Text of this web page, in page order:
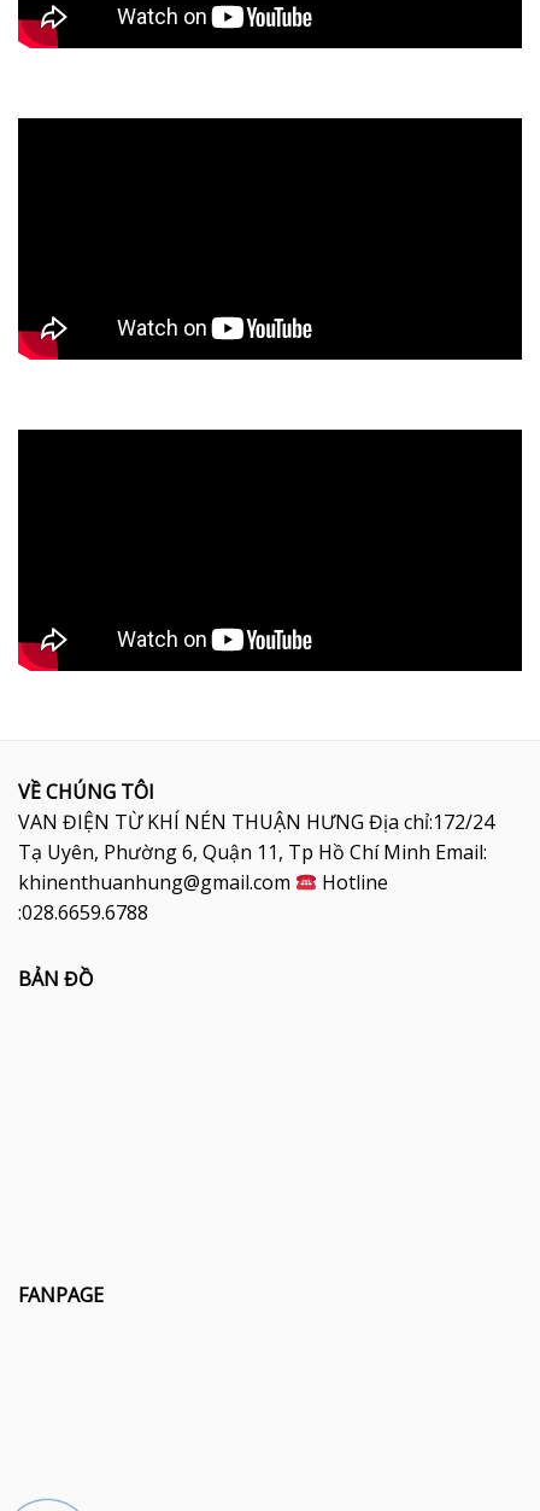
VỀ CHÚNG TÔI
VAN ĐIỆN TỪ KHÍ NÉN THUẬN HƯNG Địa chỉ:172/24
Tạ Uyên, Phường 6, Quận 11, Tp Hồ Chí Minh Email:
khinenthuanhung@gmail.com
Hotline
:028.6659.6788
BẢN ĐỒ
FANPAGE